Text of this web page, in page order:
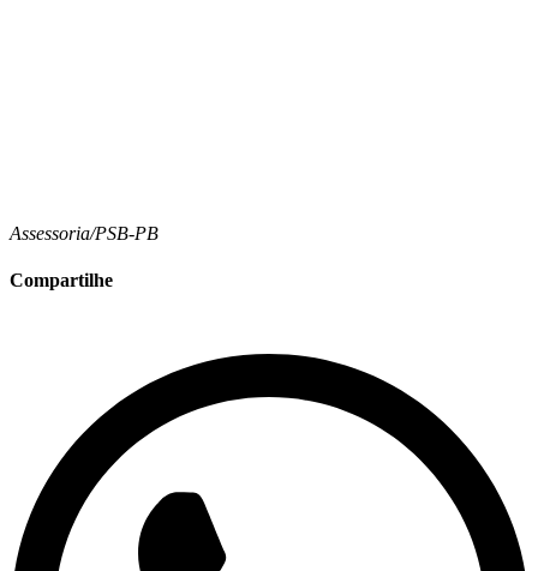
Assessoria/PSB-PB
Compartilhe